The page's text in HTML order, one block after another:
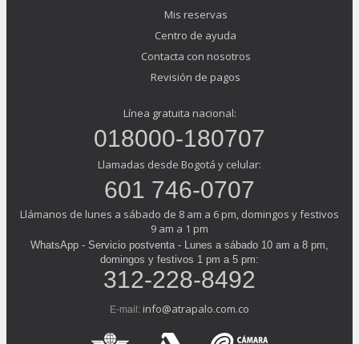
Mis reservas
Centro de ayuda
Contacta con nosotros
Revisión de pagos
Línea gratuita nacional:
018000-180707
Llamadas desde Bogotá y celular:
601 746-0707
Llámanos de lunes a sábado de 8 am a 6 pm, domingos y festivos
9 am a 1 pm
WhatsApp - Servicio postventa - Lunes a sábado 10 am a 8 pm,
domingos y festivos 1 pm a 5 pm:
312-228-8492
E-mail: info@atrapalo.com.co